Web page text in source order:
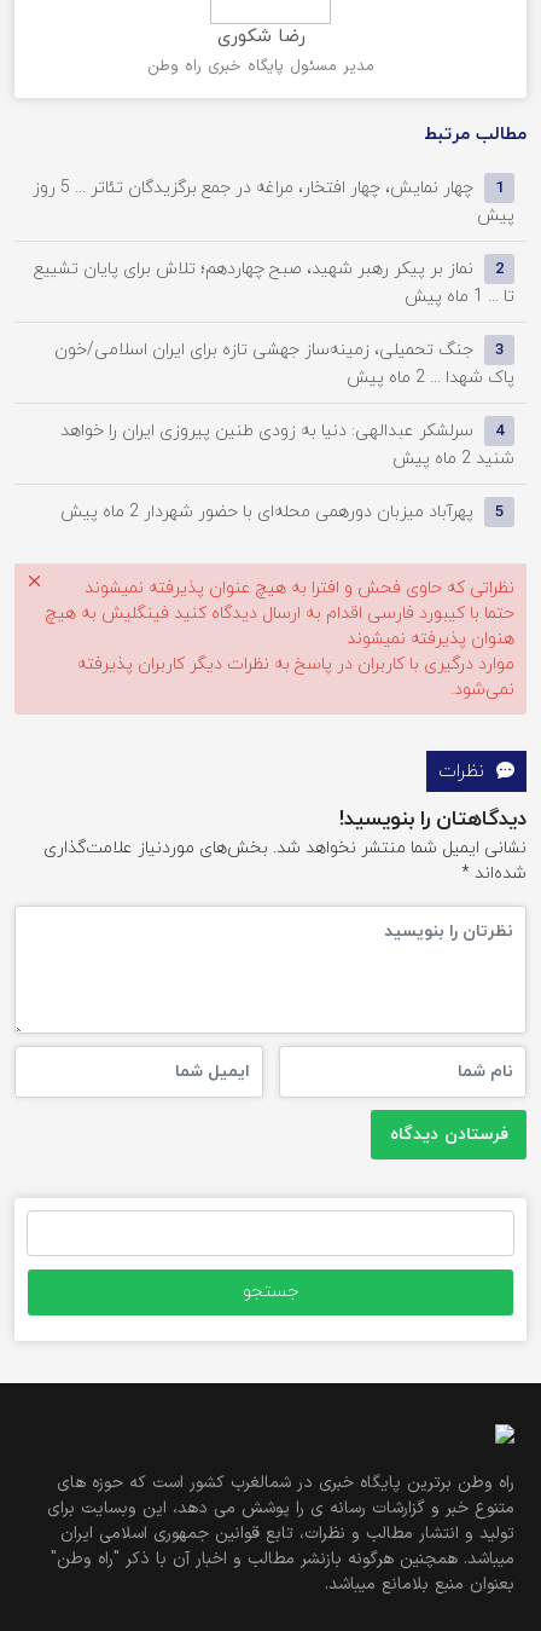
رضا شکوری
مدیر مسئول پایگاه خبری راه وطن
مطالب مرتبط
1 چهار نمایش، چهار افتخار، مراغه در جمع برگزیدگان تئاتر ...
5 روز
پیش
2
نماز بر پیکر رهبر شهید، صبح چهاردهم؛ تلاش برای پایان تشییع
تا ... 1 ماه پیش
3
جنگ تحمیلی، زمینه‌ساز جهشی تازه برای ایران اسلامی/خون
پاک شهدا ... 2 ماه پیش
4
سرلشکر عبدالهی: دنیا به زودی طنین پیروزی ایران را خواهد
شنید 2 ماه پیش
5 پهرآباد میزبان دورهمی محله‌ای با حضور شهردار 2 ماه پیش
نظراتی که حاوی فحش و افترا به هیچ عنوان پذیرفته نمیشوند
حتما با کیبورد فارسی اقدام به ارسال دیدگاه کنید فینگلیش به هیچ
هنوان پذیرفته نمیشوند
موارد درگیری با کاربران در پاسخ به نظرات دیگر کاربران پذیرفته
نمی‌شود.
نظرات
دیدگاهتان را بنویسید!
نشانی ایمیل شما منتشر نخواهد شد. بخش‌های موردنیاز علامت‌گذاری
شده‌اند *
برای:
راه وطن برترین پایگاه خبری در شمالغرب کشور است که حوزه های
متنوع خبر و گزارشات رسانه ی را پوشش می دهد، این وبسایت برای
تولید و انتشار مطالب و نظرات، تابع قوانین جمهوری اسلامی ایران
میباشد. همچنین هرگونه بازنشر مطالب و اخبار آن با ذکر "راه وطن"
بعنوان منبع بلامانع میباشد.